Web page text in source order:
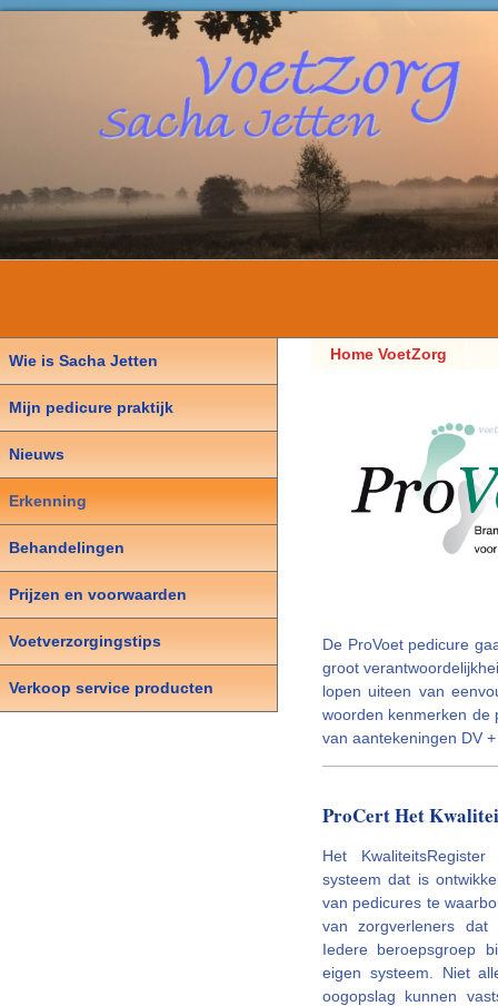
Home VoetZorg
Wie is Sacha Jetten
Mijn pedicure praktijk
Nieuws
Erkenning
Behandelingen
Prijzen en voorwaarden
Voetverzorgingstips
Verkoop service producten
De ProVoet pedicure
groot
lopen uiteen van
woorden kenmerken de
van aantekeningen DV +
ProCert Het
Het
systeem dat is
van pedicures te
van zorgverleners
Iedere beroepsgroep
eigen systeem. Niet
oogopslag kunnen